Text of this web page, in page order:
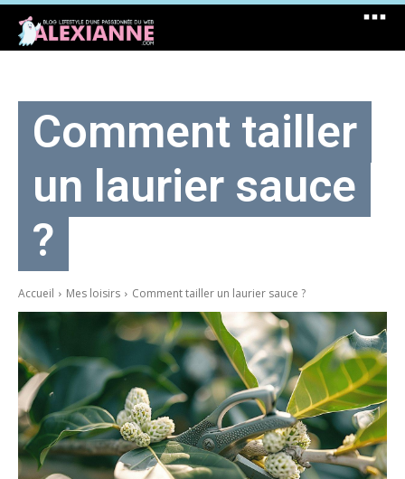
Comment tailler
un laurier sauce
?
Accueil Mes loisirs Comment tailler un laurier sauce ?